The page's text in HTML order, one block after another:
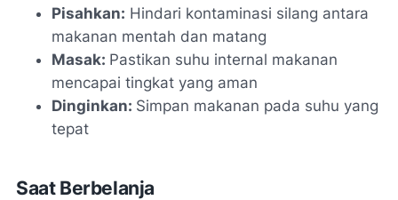
Pisahkan: Hindari kontaminasi silang antara
makanan mentah dan matang
Masak: Pastikan suhu internal makanan
mencapai tingkat yang aman
Dinginkan: Simpan makanan pada suhu yang
tepat
Saat Berbelanja